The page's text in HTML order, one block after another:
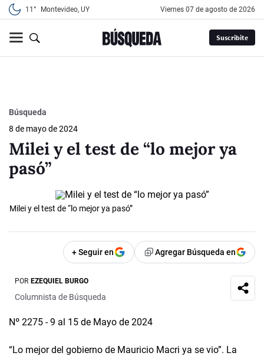
11° Montevideo, UY viernes 07 de agosto de 2026
Suscribite
Búsqueda
8 de mayo de 2024
Milei y el test de “lo mejor ya
pasó”
Milei y el test de “lo mejor ya pasó”
+ Seguir en Agregar Búsqueda en
POR EZEQUIEL BURGO
Columnista de Búsqueda
Nº 2275 - 9 al 15 de Mayo de 2024
“Lo mejor del gobierno de Mauricio Macri ya se vio”. La